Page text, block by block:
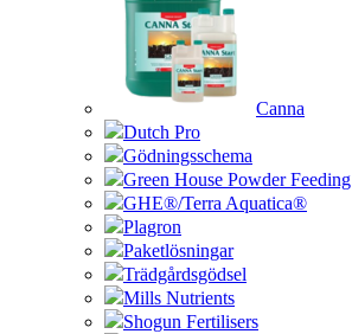
Canna
Dutch Pro
Gödningsschema
Green House Powder Feeding
GHE®/Terra Aquatica®
Plagron
Paketlösningar
Trädgårdsgödsel
Mills Nutrients
Shogun Fertilisers